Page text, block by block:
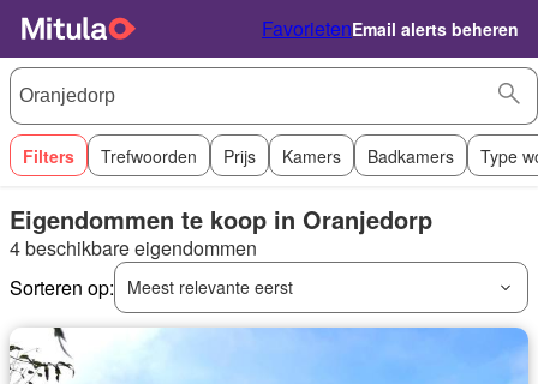
FavorietenEmail alerts beheren
Filters Trefwoorden Prijs Kamers Badkamers Type
Eigendommen te koop in Oranjedorp
4 beschikbare eigendommen
Sorteren op:
Meest relevante eerst